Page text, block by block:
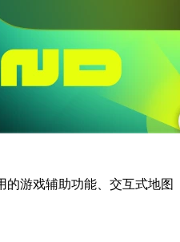
的游戏辅助功能、交互式地图